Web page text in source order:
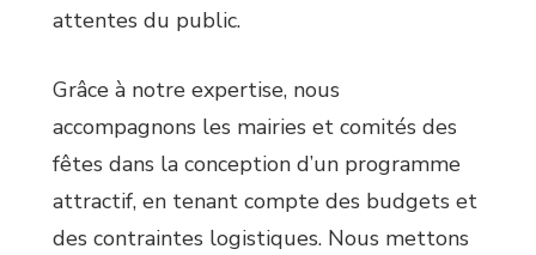
attentes du public.
Grâce à notre expertise, nous
accompagnons les mairies et comités des
fêtes dans la conception d’un programme
attractif, en tenant compte des budgets et
des contraintes logistiques. Nous mettons